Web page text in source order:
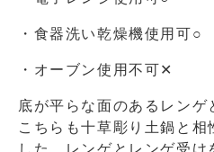
・食器洗い乾燥機使用可○
・オーブン使用不可✕
底が平らな面のあるレンゲ
こちらも十草彫り土鍋と相
した。レンゲとレンゲ受け